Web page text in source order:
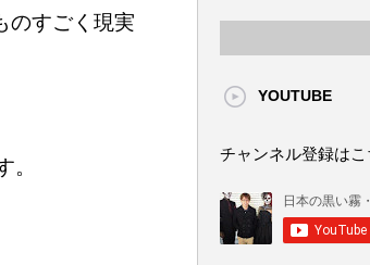
のすごく現実
。
YOUTUBE
チャンネル登録はこ